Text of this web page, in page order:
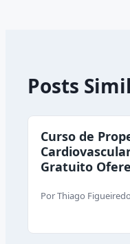
Posts
Curso de
Gratuito
PorThiago Figueiredo